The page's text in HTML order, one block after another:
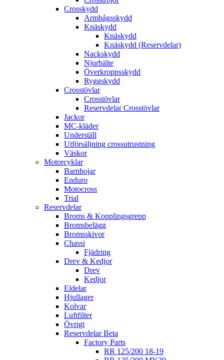
Crosskydd
Armbågsskydd
Knäskydd
Knäskydd
Knäskydd (Reservdelar)
Nackskydd
Njurbälte
Överkroppsskydd
Ryggskydd
Crosstövlar
Crosstövlar
Reservdelar Crosstövlar
Jackor
MC-kläder
Underställ
Utförsäljning crossutrustning
Väskor
Motorcyklar
Barnhojar
Enduro
Motocross
Trial
Reservdelar
Broms & Kopplingsgrepp
Bromsbelägg
Bromsskivor
Chassi
Fjädring
Drev & Kedjor
Drev
Kedjor
Eldelar
Hjullager
Kolvar
Luftfilter
Övrigt
Reservdelar Beta
Factory Parts
RR 125/200 18-19